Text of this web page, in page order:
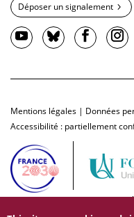
Déposer un signalement
Mentions légales | Données
Accessibilité : partiellement